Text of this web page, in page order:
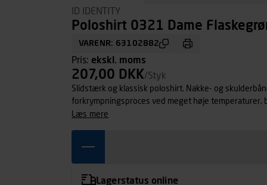
ID IDENTITY
Poloshirt 0321 Dame
VARENR: 63102882
Pris: ekskl. moms
207,00 DKK/Styk
Slidstærk og klassisk poloshirt. Nakke- og
forkrympningsproces ved meget høje
lang levetid. Let figursyet.
læs mere
Lagerstatus online